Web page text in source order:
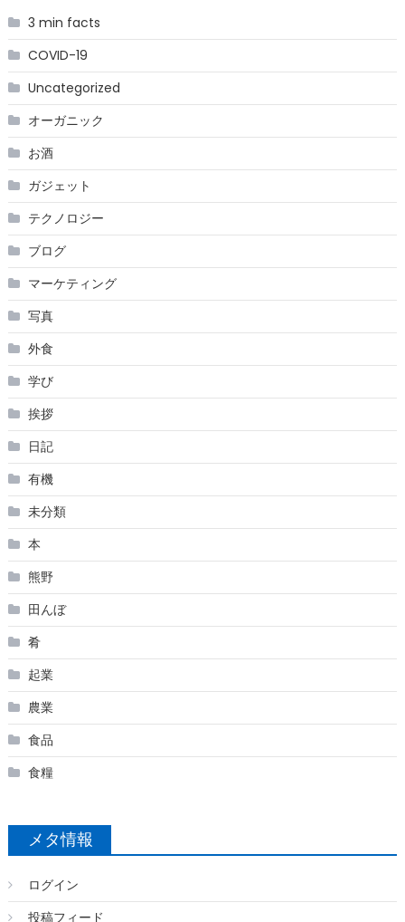
3 min facts
COVID-19
Uncategorized
オーガニック
お酒
ガジェット
テクノロジー
ブログ
マーケティング
写真
外食
学び
挨拶
日記
有機
未分類
本
熊野
田んぼ
肴
起業
農業
食品
食糧
メタ情報
ログイン
投稿フィード